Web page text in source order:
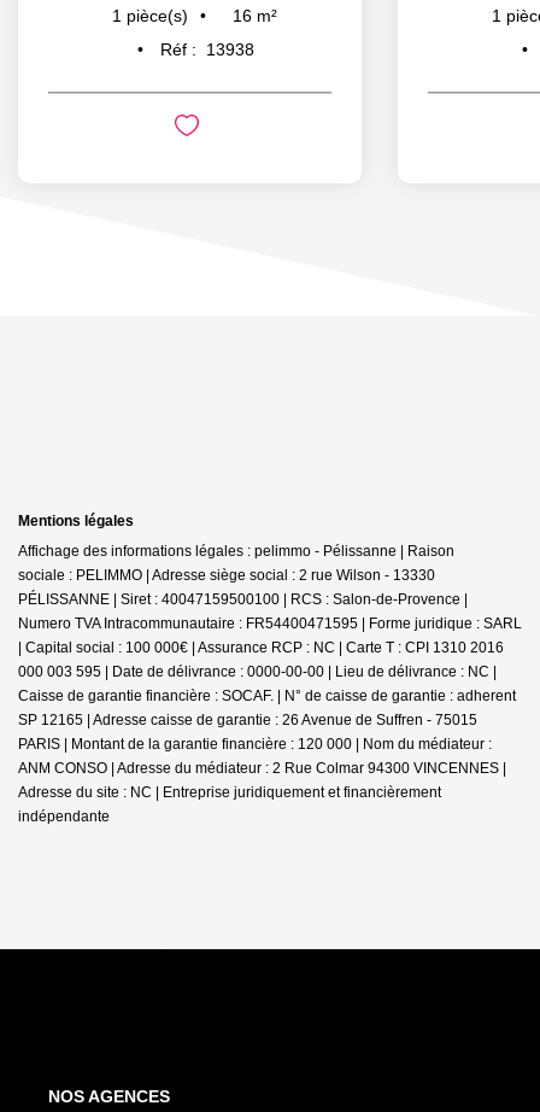
1 pièce(s) 16 m²
Réf :
13938
1
Mentions légales
Affichage des informations légales : pelimmo - Pélissanne | Raison
sociale : PELIMMO | Adresse siège social : 2 rue Wilson - 13330
PÉLISSANNE | Siret : 40047159500100 | RCS : Salon-de-Provence |
Numero TVA Intracommunautaire : FR54400471595 | Forme juridique : SARL
| Capital social : 100 000€ | Assurance RCP : NC | Carte T : CPI 1310 2016
000 003 595 | Date de délivrance : 0000-00-00 | Lieu de délivrance : NC |
Caisse de garantie financière : SOCAF. | N° de caisse de garantie : adherent
SP 12165 | Adresse caisse de garantie : 26 Avenue de Suffren - 75015
PARIS | Montant de la garantie financière : 120 000 | Nom du médiateur :
ANM CONSO | Adresse du médiateur : 2 Rue Colmar 94300 VINCENNES |
Adresse du site : NC | Entreprise juridiquement et financièrement
indépendante
NOS AGENCES